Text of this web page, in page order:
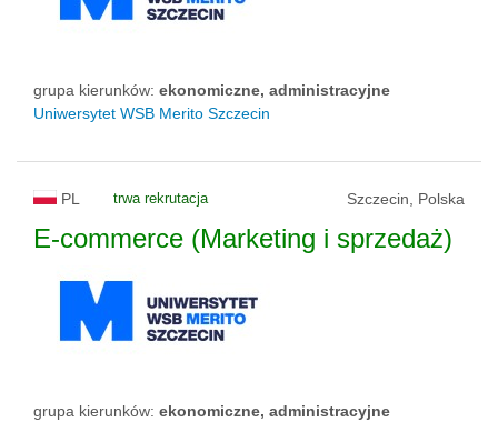
grupa kierunków: ekonomiczne, administracyjne
Uniwersytet WSB Merito Szczecin
PL trwa rekrutacja Szczecin, Polska
E-commerce (Marketing i sprzedaż)
grupa kierunków: ekonomiczne, administracyjne